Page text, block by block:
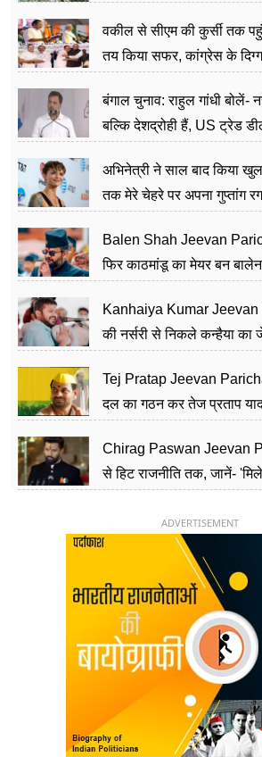
वकील से सीएम की कुर्सी तक
तय किया सफर, कांग्रेस के
बंगाल चुनाव: राहुल गांधी बोलें-
बल्कि देशद्रोही हैं, US ट्रेड
अभिनेत्री ने साल बाद किया
तक मेरे चेहरे पर अपना गुप्तांग
Balen Shah Jeevan
फिर काठमांडू का मेयर बन
Kanhaiya Kumar Jeevan
की नर्सरी से निकले कन्हैया का
Tej Pratap Jeevan
दल का गठन कर तेज प्रताप
Chirag Paswan Jeevan
से हिट राजनीति तक, जानें-
ADVERTISEMENT